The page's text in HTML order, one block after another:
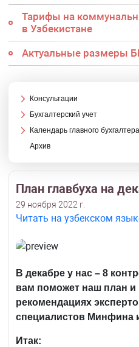
Тарифы на
в Узбекистане
Актуальные размеры
Консультации
Бухгалтерский учет
Календарь главного бухгалтера
Архив
План главбуха на
29 ноября 2022 г.
Читать на узбекском
В декабре у нас – 8
вам поможет наш план и
рекомендациях
специалистов Минфина
Итак: